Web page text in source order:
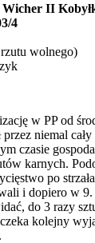
II
4
wolnego)
w PP od
niemal
czasie
karnych.
po
i dopiero w
do 3 razy
kolejny